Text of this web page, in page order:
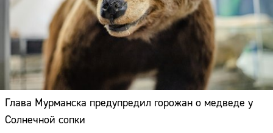
Глава Мурманска предупредил горожан о медведе у
Солнечной сопки